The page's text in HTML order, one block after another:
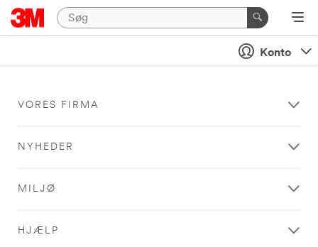
Konto
VORES FIRMA
NYHEDER
MILJØ
HJÆLP